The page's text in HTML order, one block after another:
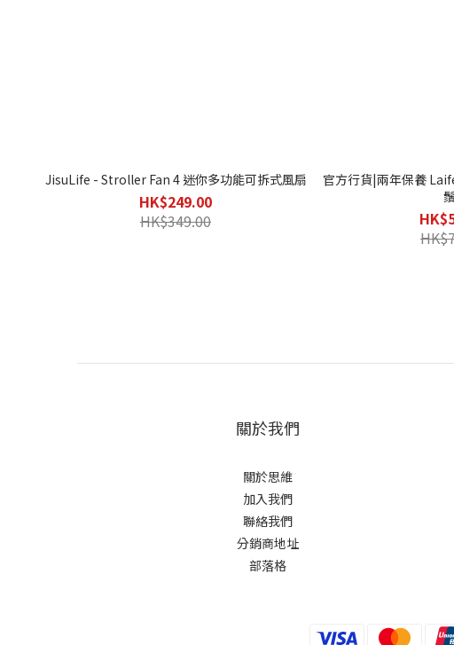
JisuLife - Stroller Fan 4 迷你多功能可拆式風扇
HK$249.00
HK$349.00
官方行貨|兩年保養
關於我們
關於思維
加入我們
聯絡我們
分銷商地址
部落格